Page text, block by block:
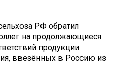
РФ обратил
на продолжающиеся
продукции
ввезённых в Россию из